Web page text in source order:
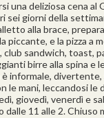
una deliziosa cena al
sei giorni della
alla brace,
piccante, e la pizza a
club sandwich, toast,
birre alla spina e
è informale,
le mani, leccandosi le
giovedì, venerdì e
11 alle 2. Chiuso